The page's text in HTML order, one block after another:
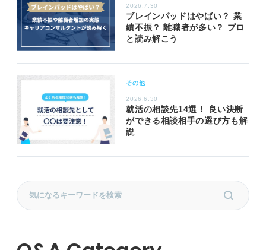
2026.7.30
ブレインパッドはやばい？ 業
績不振？ 離職者が多い？ プロ
と読み解こう
その他
2026.6.30
就活の相談先14選！ 良い決断
ができる相談相手の選び方も解
説